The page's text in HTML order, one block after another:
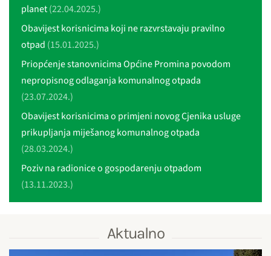
planet(22.04.2025.)
Obavijest korisnicima koji ne razvrstavaju pravilno
otpad (15.01.2025.)
Priopćenje stanovnicima Općine Promina povodom
nepropisnog odlaganja komunalnog otpada
(23.07.2024.)
Obavijest korisnicima o primjeni novog Cjenika usluge
prikupljanja miješanog komunalnog otpada
(28.03.2024.)
Poziv na radionice o gospodarenju otpadom
(13.11.2023.)
Aktualno